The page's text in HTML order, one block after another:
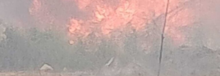
Nella casa su via del Lido, nel tratto di via Antonio
Pennacchi, i Carabinieri hanno sequestrato 18 involucri
contenenti complessivamente circa 18,2 kg di cocaina,
la somma in contanti di 8.810 euro, una macchina
conta-soldi, due orologi di lusso, vari gioielli e preziosi, 6
smartphone, un computer portatile, fogli manoscritti